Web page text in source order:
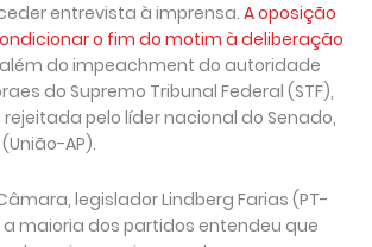
entrevista à imprensa. A oposição
o fim do motim à deliberação
do impeachment do autoridade
do Supremo Tribunal Federal (STF),
pelo líder nacional do Senado,
AP).
legislador Lindberg Farias (PT-
a maioria dos partidos entendeu que